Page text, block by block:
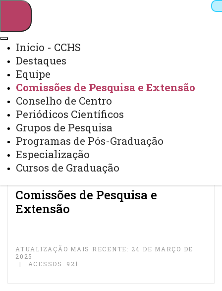
Webmail Sistemas
Arquivo Virtual
Inicio - CCHS
Destaques
Equipe
Comissões de Pesquisa e Extensão
Conselho de Centro
Periódicos Científicos
Grupos de Pesquisa
Programas de Pós-Graduação
Especialização
Cursos de Graduação
Comissões de Pesquisa e
Extensão
ATUALIZAÇÃO MAIS RECENTE: 24 DE MARÇO DE
2025
ACESSOS: 921